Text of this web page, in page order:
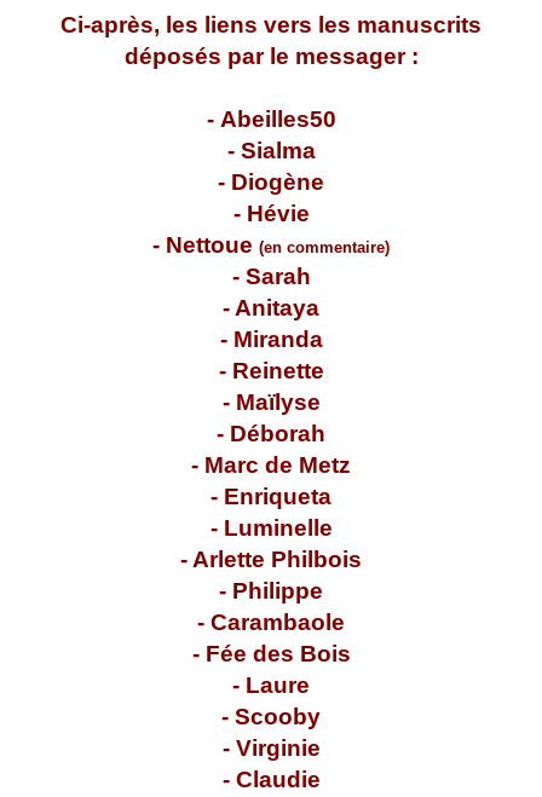
Ci-après, les liens vers les manuscrits
déposés par le messager :
- Abeilles50
- Sialma
- Diogène
- Hévie
- Nettoue (en commentaire)
- Sarah
- Anitaya
- Miranda
- Reinette
- Maïlyse
- Déborah
- Marc de Metz
- Enriqueta
- Luminelle
- Arlette Philbois
- Philippe
- Carambaole
- Fée des Bois
- Laure
- Scooby
- Virginie
- Claudie